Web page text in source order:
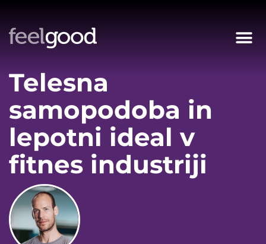
Telesna
samopodoba in
lepotni ideal v
fitnes industriji